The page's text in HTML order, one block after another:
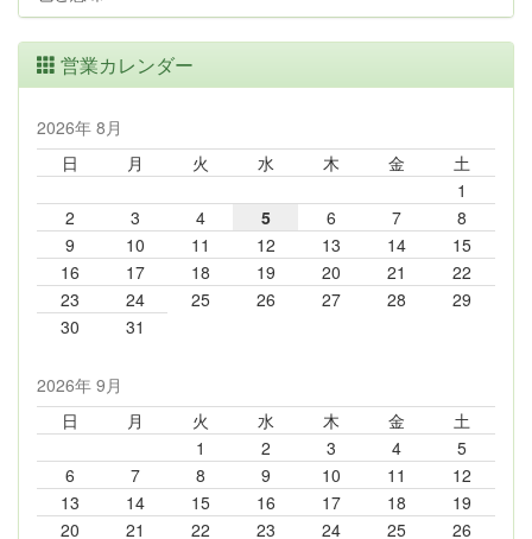
営業カレンダー
2026年 8月
日
月 火 水 木 金
土
1
2
3 4 5 6 7
8
9
10 11 12 13 14
15
16
17 18 19 20 21
22
23
24 25 26 27 28
29
30
31
2026年 9月
日
月 火 水 木 金
土
1
2 3 4
5
6
7 8 9 10 11
12
13
14 15 16 17 18
19
20
21 22 23 24 25 26